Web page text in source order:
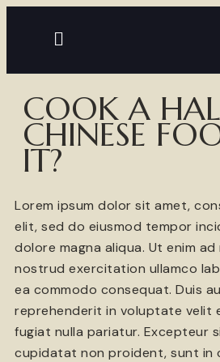
COOK A
CHINESE
IT?
Lorem ipsum dolor sit amet,
elit, sed do eiusmod tempor
dolore magna aliqua. Ut enim ad
nostrud exercitation ullamco
ea commodo consequat. Duis
reprehenderit in voluptate velit
fugiat nulla pariatur. Excepteur
cupidatat non proident, sunt in